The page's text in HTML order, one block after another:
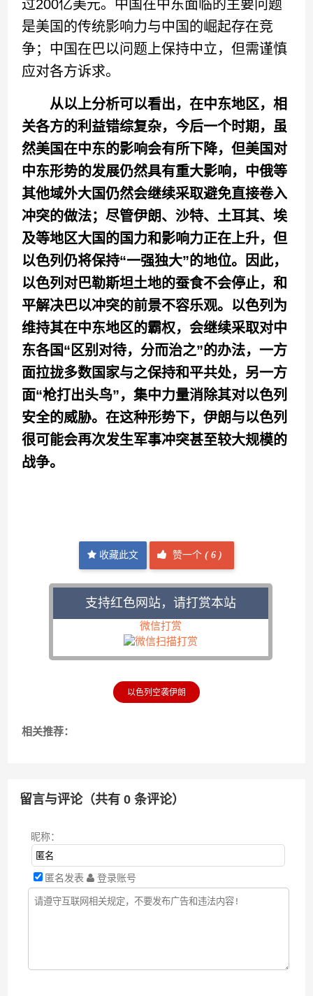
过200亿美元。中国在中东面临的主要问题
是美国的传统影响力与中国的崛起存在竞
争；中国在巴以问题上保持中立，但需谨慎
应对各方诉求。
从以上分析可以看出，在中东地区，相
关各方的利益错综复杂，今后一个时期，虽
然美国在中东的影响会有所下降，但美国对
中东形势的发展仍然具有重大影响，中俄等
其他域外大国仍然会继续采取避免直接卷入
冲突的做法；尽管伊朗、沙特、土耳其、埃
及等地区大国的国力和影响力正在上升，但
以色列仍将保持“一强独大”的地位。因此，
以色列对巴勒斯坦土地的蚕食不会停止，和
平解决巴以冲突的前景不容乐观。以色列为
维持其在中东地区的霸权，会继续采取对中
东各国“区别对待，分而治之”的办法，一方
面拉拢多数国家与之保持和平共处，另一方
面“枪打出头鸟”，集中力量消除其对以色列
安全的威胁。在这种形势下，伊朗与以色列
很可能会再次发生军事冲突甚至较大规模的
战争。
收藏此文 赞一个 (6 )
支持红色网站，请打赏本站
微信打赏
以色列空袭伊朗
相关推荐：
留言与评论（共有0 条评论）
昵称：
匿名发表 登录账号